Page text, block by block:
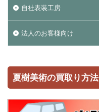
自社表装工房
法人のお客様向け
夏樹美術の買取り方法